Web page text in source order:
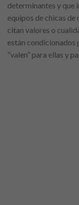
determinantes y que
equipos de chicas de
citan valores o
están condicionados
“valen” para ellas y